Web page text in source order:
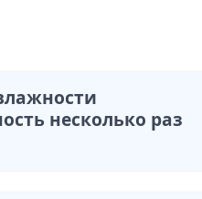
несколько раз